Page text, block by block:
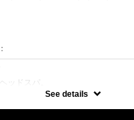
ッドスパ。
種類によって料金が異なります。
メント→¥13100
See details